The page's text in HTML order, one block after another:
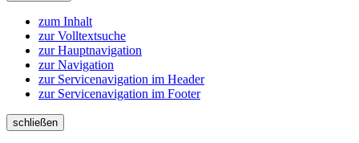
zum Inhalt
zur Volltextsuche
zur Hauptnavigation
zur Navigation
zur Servicenavigation im Header
zur Servicenavigation im Footer
schließen